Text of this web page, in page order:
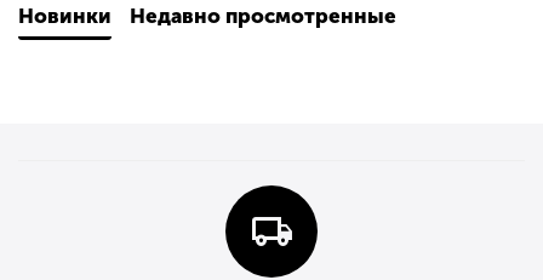
Новинки Недавно просмотренные